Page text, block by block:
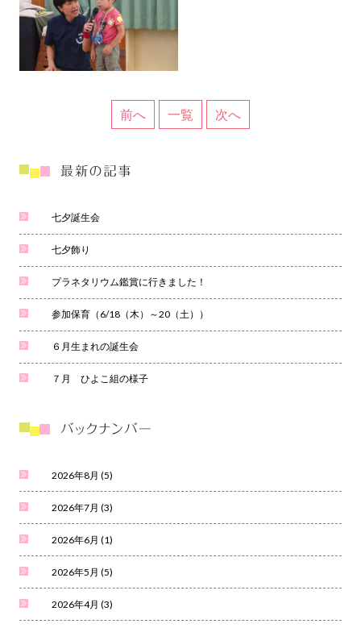
前へ 一覧 次へ
七夕誕生会
七夕飾り
プラネタリウム鑑賞に行きました！
参加保育（6/18（木）～20（土））
６月生まれの誕生会
７月 ひよこ組の様子
2026年8月 (5)
2026年7月 (3)
2026年6月 (1)
2026年5月 (5)
2026年4月 (3)